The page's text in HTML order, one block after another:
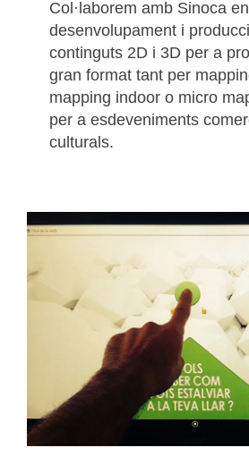
Col·laborem amb Sinoca
desenvolupament i
continguts 2D i 3D per a
gran format tant per
mapping indoor o micro
per a esdeveniments
culturals.